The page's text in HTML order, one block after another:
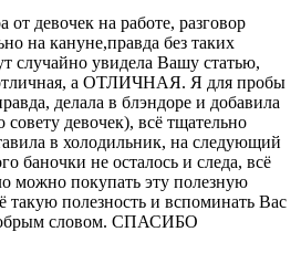
от девочек на работе, разговор
на кануне,правда без таких
случайно увидела Вашу статью,
а ОТЛИЧНАЯ. Я для пробы
делала в блэндоре и добавила
совету девочек), всё тщательно
в холодильник, на следующий
баночки не осталось и следа, всё
можно покупать эту полезную
такую полезность и вспоминать Вас
словом. СПАСИБО